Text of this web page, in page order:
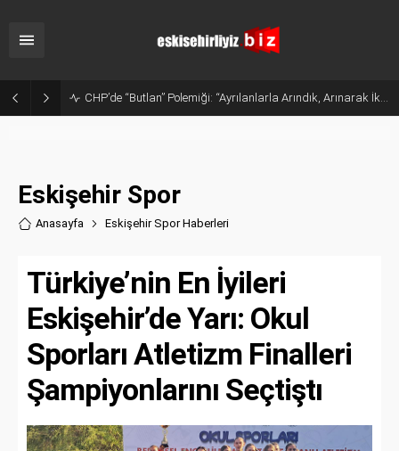
Sanayide Altyapı ve Temizlik Tepkisi: Gürhan Albayrak Küçük Sanayi Esnafını Ziyaret Etti
Eskişehir Spor
Anasayfa Eskişehir Spor Haberleri
Türkiye’nin En İyileri
Eskişehir’de Yarı: Okul
Sporları Atletizm Finalleri
Şampiyonlarını Seçtiştı